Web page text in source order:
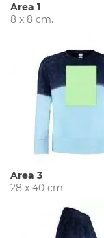
Area 1
8 x 8 cm.
Area 3
28 x 40 cm.